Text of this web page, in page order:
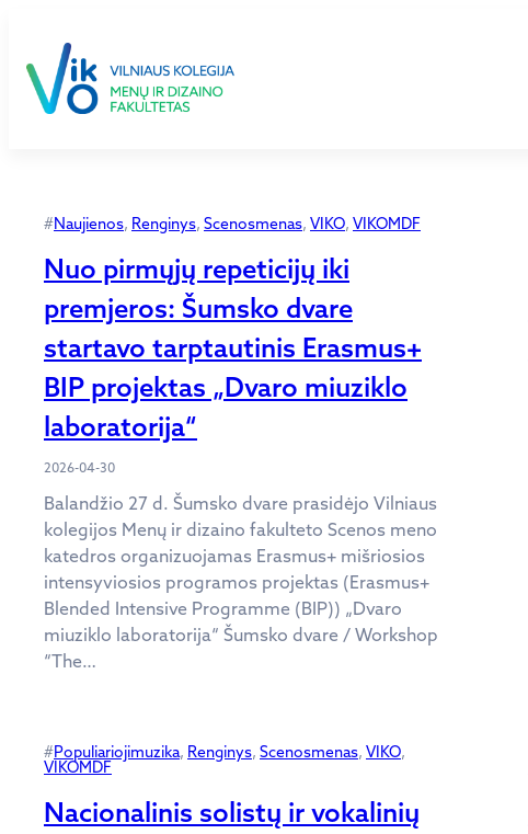
turinio
#Naujienos, Renginys, Scenosmenas, VIKO, VIKOMDF
Nuo pirmųjų repeticijų iki
premjeros: Šumsko dvare
startavo tarptautinis Erasmus+
BIP projektas „Dvaro miuziklo
laboratorija“
2026-04-30
Balandžio 27 d. Šumsko dvare prasidėjo Vilniaus
kolegijos Menų ir dizaino fakulteto Scenos meno
katedros organizuojamas Erasmus+ mišriosios
intensyviosios programos projektas (Erasmus+
Blended Intensive Programme (BIP)) „Dvaro
miuziklo laboratorija“ Šumsko dvare / Workshop
“The…
#Populiariojimuzika, Renginys, Scenosmenas, VIKO
VIKOMDF
Nacionalinis solistų ir vokalinių